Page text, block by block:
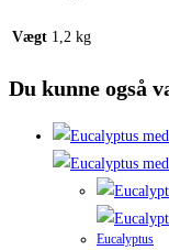
Vægt 1,2 kg
Du kunne også
Eucalyptus